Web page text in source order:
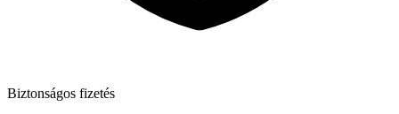
Biztonságos fizetés